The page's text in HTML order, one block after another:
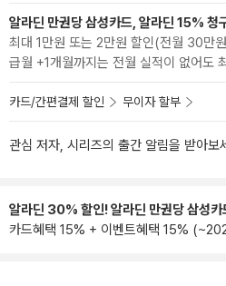
알라딘 만권당 삼성카드, 알라딘 15% 청
최대 1만원 또는 2만원 할인(전월 30만
급월 +1개월까지는 전월 실적이 없어도
카드/간편결제 할인 무이자 할부
관심 저자, 시리즈의 출간 알림을 받아보
알라딘 30% 할인! 알라딘 만권당 삼성카
카드혜택 15% + 이벤트혜택 15%